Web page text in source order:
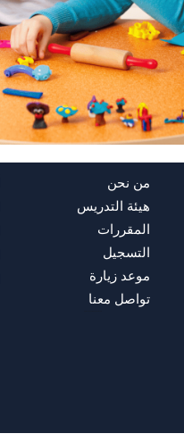
من نحن
هيئة التدريس
المقررات
التسجيل
موعد زيارة
تواصل معنا